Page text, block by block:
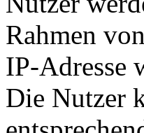
Rahmen
IP-Adresse
Die Nutzer